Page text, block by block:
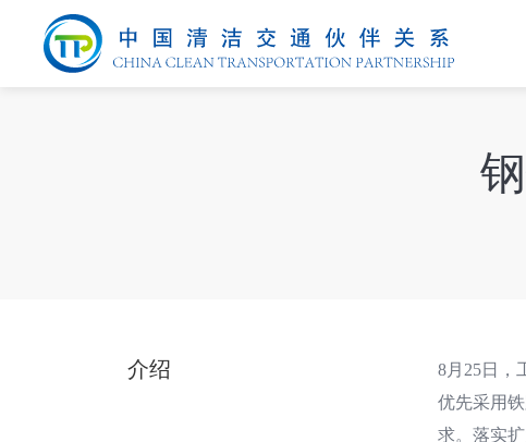
介绍
8月25日，
优先采用
求。落实